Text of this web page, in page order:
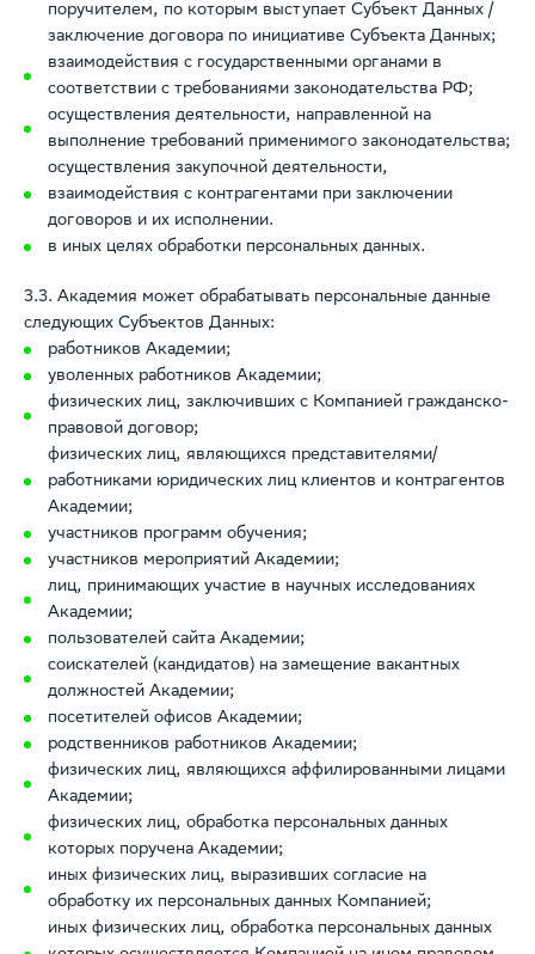
поручителем, по которым выступает Субъект Данных /
заключение договора по инициативе Субъекта Данных;
взаимодействия с государственными органами в
соответствии с требованиями законодательства РФ;
осуществления деятельности, направленной на
выполнение требований применимого законодательства;
осуществления закупочной деятельности,
взаимодействия с контрагентами при заключении
договоров и их исполнении.
в иных целях обработки персональных данных.
3.3. Академия может обрабатывать персональные данные
следующих Субъектов Данных:
работников Академии;
уволенных работников Академии;
физических лиц, заключивших с Компанией гражданско-
правовой договор;
физических лиц, являющихся представителями/
работниками юридических лиц клиентов и контрагентов
Академии;
участников программ обучения;
участников мероприятий Академии;
лиц, принимающих участие в научных исследованиях
Академии;
пользователей сайта Академии;
соискателей (кандидатов) на замещение вакантных
должностей Академии;
посетителей офисов Академии;
родственников работников Академии;
физических лиц, являющихся аффилированными лицами
Академии;
физических лиц, обработка персональных данных
которых поручена Академии;
иных физических лиц, выразивших согласие на
обработку их персональных данных Компанией;
иных физических лиц, обработка персональных данных